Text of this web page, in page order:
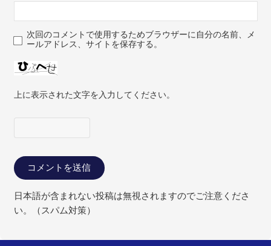
次回のコメントで使用するためブラウザーに自分の名前、メ
ールアドレス、サイトを保存する。
上に表示された文字を入力してください。
日本語が含まれない投稿は無視されますのでご注意くださ
い。（スパム対策）